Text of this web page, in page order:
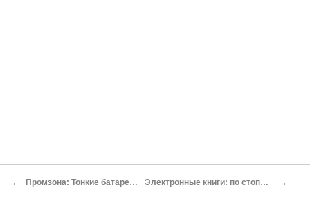
← Промзона: Тонкие батарейки Николай Маслухин Электронные книги: по стопам Гутенберга Юрий Ревич →